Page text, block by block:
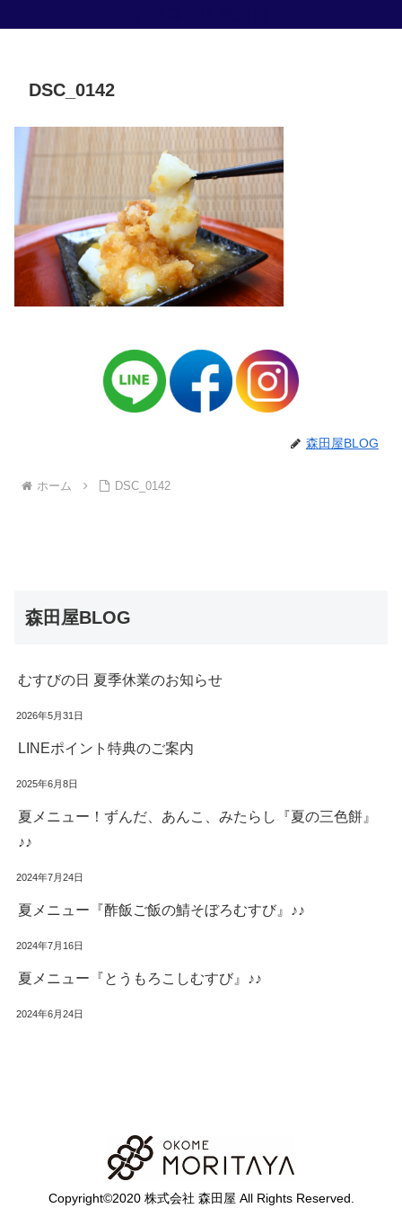
DSC_0142
森田屋BLOG
ホーム DSC_0142
森田屋BLOG
むすびの日 夏季休業のお知らせ
2026年5月31日
LINEポイント特典のご案内
2025年6月8日
夏メニュー！ずんだ、あんこ、みたらし『夏の三色餅』
♪♪
2024年7月24日
夏メニュー『酢飯ご飯の鯖そぼろむすび』♪♪
2024年7月16日
夏メニュー『とうもろこしむすび』♪♪
2024年6月24日
Copyright©2020 株式会社 森田屋 All Rights Reserved.